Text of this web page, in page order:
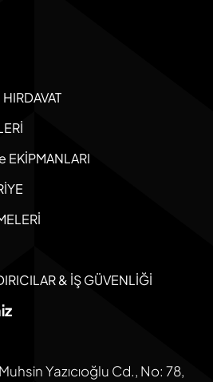
EKİPMANLARI
& İŞ GÜVENLİĞİ
Yazıcıoğlu Cd., No: 78,